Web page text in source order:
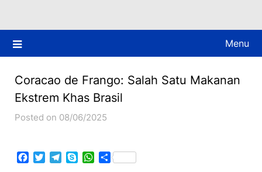
Menu
Coracao de Frango: Salah Satu Makanan
Ekstrem Khas Brasil
Posted on 08/06/2025
Facebook
TwitterTelegram
SkypeWhatsApp
Share